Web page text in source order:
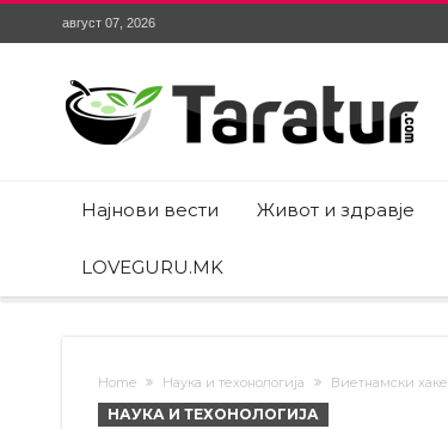
август 07, 2026
Најнови вести Живот и здравје
LOVEGURU.MK
Home Наука и техонологија Виетнамски
НАУКА И ТЕХОНОЛОГИЈА